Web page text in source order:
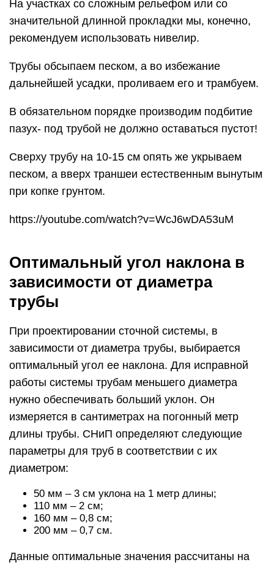
На участках со сложным рельефом или со
значительной длинной прокладки мы, конечно,
рекомендуем использовать нивелир.
Трубы обсыпаем песком, а во избежание
дальнейшей усадки, проливаем его и трамбуем.
В обязательном порядке производим подбитие
пазух- под трубой не должно оставаться пустот!
Сверху трубу на 10-15 см опять же укрываем
песком, а вверх траншеи естественным вынутым
при копке грунтом.
https://youtube.com/watch?v=WcJ6wDA53uM
Оптимальный угол наклона в
зависимости от диаметра
трубы
При проектировании сточной системы, в
зависимости от диаметра трубы, выбирается
оптимальный угол ее наклона. Для исправной
работы системы трубам меньшего диаметра
нужно обеспечивать больший уклон. Он
измеряется в сантиметрах на погонный метр
длины трубы. СНиП определяют следующие
параметры для труб в соответствии с их
диаметром:
50 мм – 3 см уклона на 1 метр длины;
110 мм – 2 см;
160 мм – 0,8 см;
200 мм – 0,7 см.
Данные оптимальные значения рассчитаны на